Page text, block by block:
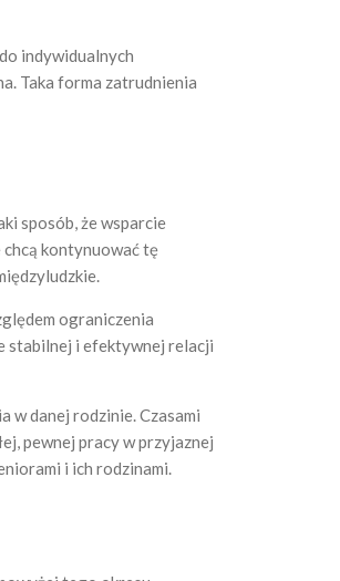
indywidualnych
Taka forma zatrudnienia
sposób, że wsparcie
chcą kontynuować tę
ograniczenia
stabilnej i efektywnej relacji
w danej rodzinie. Czasami
pewnej pracy w przyjaznej
i ich rodzinami.